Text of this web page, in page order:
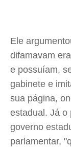
Ele
difamavam
e possuíam,
gabinete e
sua página,
estadual. Já o
governo
parlamentar,